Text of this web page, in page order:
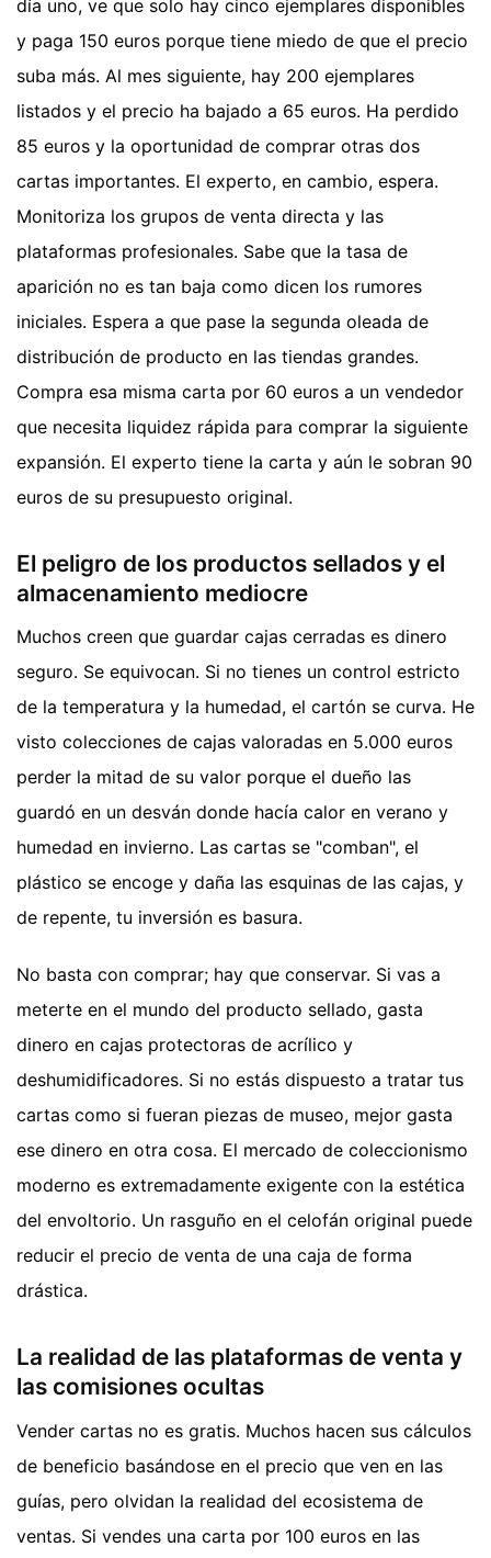
día uno, ve que solo hay cinco ejemplares disponibles
y paga 150 euros porque tiene miedo de que el precio
suba más. Al mes siguiente, hay 200 ejemplares
listados y el precio ha bajado a 65 euros. Ha perdido
85 euros y la oportunidad de comprar otras dos
cartas importantes. El experto, en cambio, espera.
Monitoriza los grupos de venta directa y las
plataformas profesionales. Sabe que la tasa de
aparición no es tan baja como dicen los rumores
iniciales. Espera a que pase la segunda oleada de
distribución de producto en las tiendas grandes.
Compra esa misma carta por 60 euros a un vendedor
que necesita liquidez rápida para comprar la siguiente
expansión. El experto tiene la carta y aún le sobran 90
euros de su presupuesto original.
El peligro de los productos sellados y el
almacenamiento mediocre
Muchos creen que guardar cajas cerradas es dinero
seguro. Se equivocan. Si no tienes un control estricto
de la temperatura y la humedad, el cartón se curva. He
visto colecciones de cajas valoradas en 5.000 euros
perder la mitad de su valor porque el dueño las
guardó en un desván donde hacía calor en verano y
humedad en invierno. Las cartas se "comban", el
plástico se encoge y daña las esquinas de las cajas, y
de repente, tu inversión es basura.
No basta con comprar; hay que conservar. Si vas a
meterte en el mundo del producto sellado, gasta
dinero en cajas protectoras de acrílico y
deshumidificadores. Si no estás dispuesto a tratar tus
cartas como si fueran piezas de museo, mejor gasta
ese dinero en otra cosa. El mercado de coleccionismo
moderno es extremadamente exigente con la estética
del envoltorio. Un rasguño en el celofán original puede
reducir el precio de venta de una caja de forma
drástica.
La realidad de las plataformas de venta y
las comisiones ocultas
Vender cartas no es gratis. Muchos hacen sus cálculos
de beneficio basándose en el precio que ven en las
guías, pero olvidan la realidad del ecosistema de
ventas. Si vendes una carta por 100 euros en las